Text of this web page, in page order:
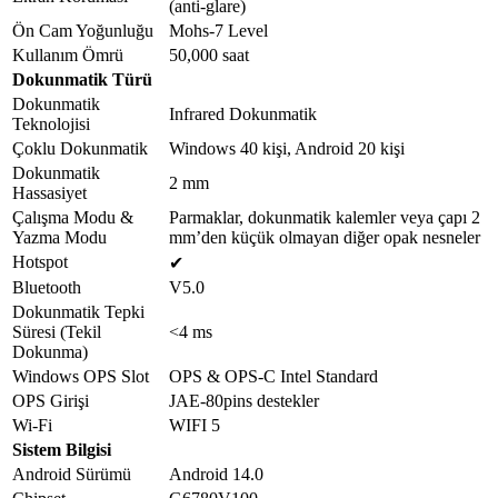
1 (RJ45)
COAX
1
Mikrofon
1
TF Kartı
RS232
1
HDMI Girişi
USB-A 2.0
2
Touch USB 2.0
1
HDMI Çıkışı
1
Ürün Ölçüleri
Genel Ölçüler (mm,
L*H*D | VESA’sız)
1706*1012.1*115.8
Genel Ölçüler (mm,
L*H*D | VESA’lı)
Net Ağırlık
Brüt Ağırlık
62 kg
Paket Boyutları (mm,
L*H*W | VESA’sız)
1838*1137.1*220
VESA Standardı
Güç Kaynağı
Güç Tüketimi
≤ 240 W
(anti-glare)
Ön Cam Yoğunluğu
Mohs-7 Level
Kullanım Ömrü
50,000 saat
Dokunmatik Türü
Dokunmatik
Teknolojisi
Infrared Dokunmatik
Çoklu Dokunmatik
Windows 40 kişi, Android 20 kişi
Dokunmatik
Hassasiyet
2 mm
Çalışma Modu &
Yazma Modu
Parmaklar, dokunmatik kalemler veya çapı 2
mm’den küçük olmayan diğer opak nesneler
Hotspot
✔
Bluetooth
V5.0
Dokunmatik Tepki
Süresi (Tekil
Dokunma)
<4 ms
Windows OPS Slot
OPS & OPS-C Intel Standard
OPS Girişi
JAE-80pins destekler
Wi-Fi
WIFI 5
Sistem Bilgisi
Android Sürümü
Android 14.0